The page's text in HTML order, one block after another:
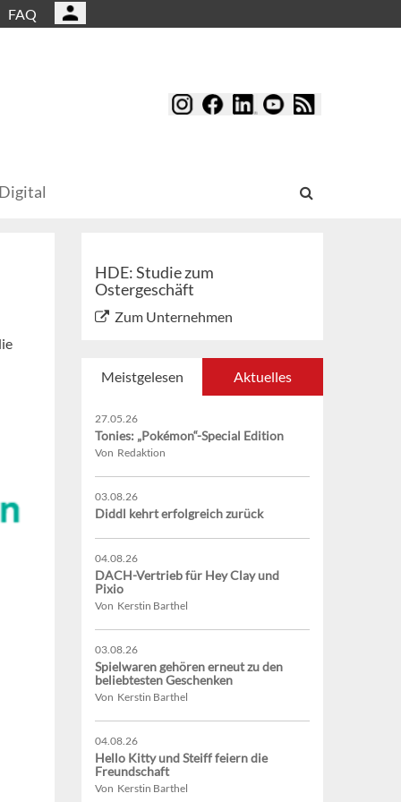
FAQ
HDE: Studie zum
Ostergeschäft
Zum Unternehmen
Meistgelesen Aktuelles
27.05.26
Tonies: „Pokémon“-Special Edition
Von Redaktion
03.08.26
Diddl kehrt erfolgreich zurück
04.08.26
DACH-Vertrieb für Hey Clay und
Pixio
Von Kerstin Barthel
03.08.26
Spielwaren gehören erneut zu den
beliebtesten Geschenken
Von Kerstin Barthel
04.08.26
Hello Kitty und Steiff feiern die
Freundschaft
Von Kerstin Barthel